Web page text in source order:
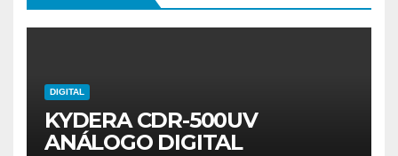
DIGITAL
KYDERA CDR-500UV
ANÁLOGO DIGITAL